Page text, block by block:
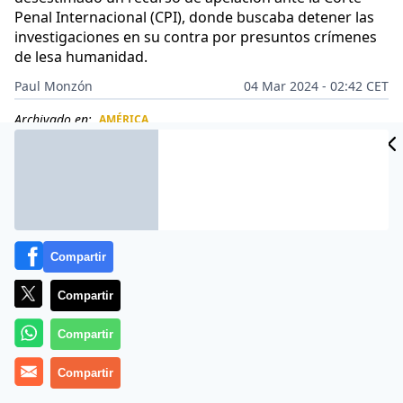
Penal Internacional (CPI), donde buscaba detener las
investigaciones en su contra por presuntos crímenes
de lesa humanidad.
Paul Monzón
04 Mar 2024 - 02:42 CET
Archivado en: AMÉRICA
Compartir
Compartir
Compartir
Compartir